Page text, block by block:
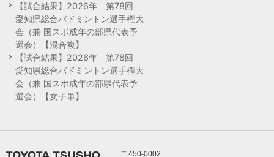
【試合結果】2026年 第78回
愛知県総合バドミントン選手権大
会（兼 国スポ成年の部県代表予
選会）【混合複】
【試合結果】2026年 第78回
愛知県総合バドミントン選手権大
会（兼 国スポ成年の部県代表予
選会）【女子単】
〒450-0002